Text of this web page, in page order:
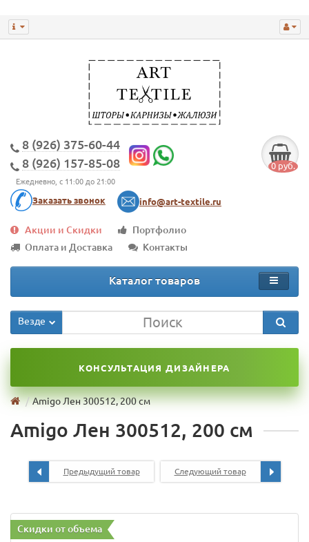
8 (926) 375-60-44
8 (926) 157-85-08
Ежедневно, с 11:00 до 21:00
Заказать звонок info@art-textile.ru
0 руб.
Акции и Скидки
Портфолио
Оплата и Доставка
Контакты
Каталог товаров
Везде
КОНСУЛЬТАЦИЯ ДИЗАЙНЕРА
Amigo Лен 300512, 200 см
Amigo Лен 300512, 200 см
Предыдущий товар Следующий товар
Скидки от объема